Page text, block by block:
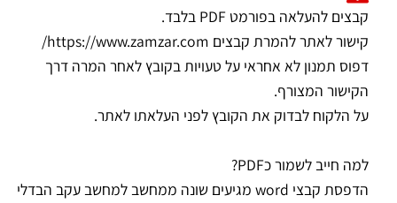
קבצים להעלאה בפורמט PDF בלבד.
קישור לאתר להמרת קבצים https://www.zamzar.com/
דפוס תמנון לא אחראי על טעויות בקובץ לאחר המרה דרך
הקישור המצורף.
על הלקוח לבדוק את הקובץ לפני העלאתו לאתר.
למה חייב לשמור כPDF?
הדפסת קבצי word מגיעים שונה ממחשב למחשב עקב הבדלי